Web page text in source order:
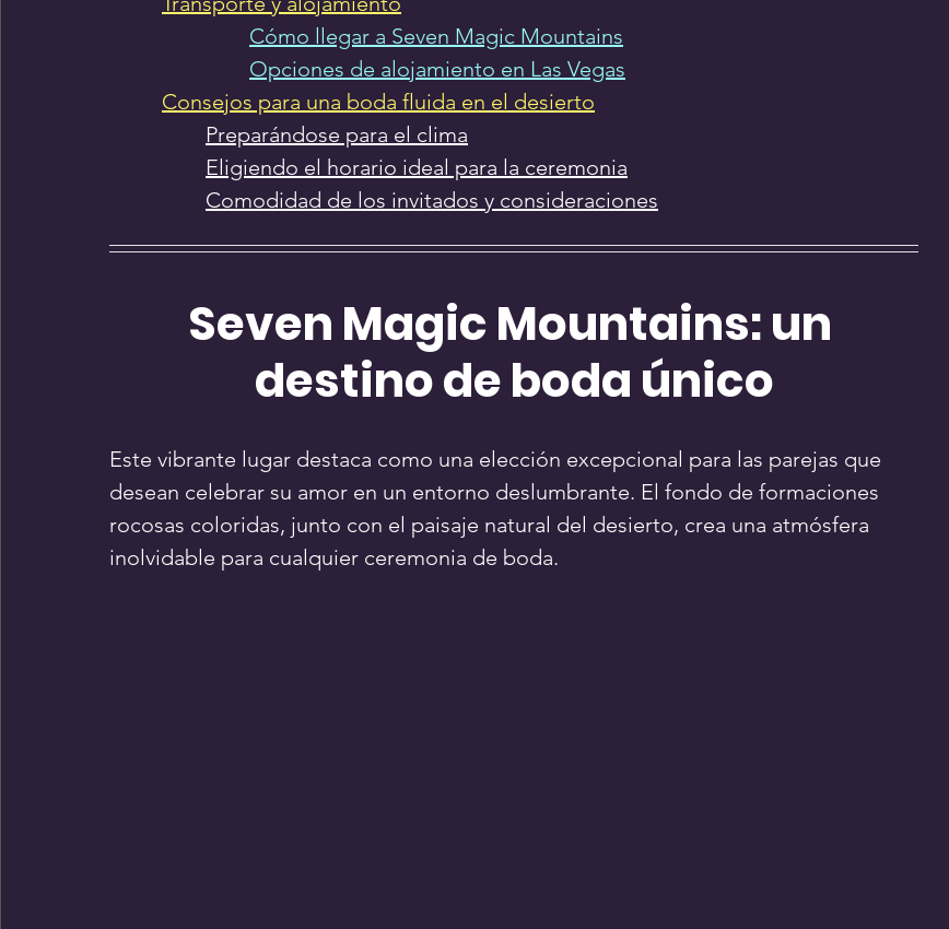
Cómo llegar a Seven Magic Mountains
Opciones de alojamiento en Las Vegas
Consejos para una boda fluida en el desierto
Preparándose para el clima
Eligiendo el horario ideal para la ceremonia
Comodidad de los invitados y consideraciones
Seven Magic Mountains: un
destino de boda único
Este vibrante lugar destaca como una elección excepcional para las parejas que
desean celebrar su amor en un entorno deslumbrante. El fondo de formaciones
rocosas coloridas, junto con el paisaje natural del desierto, crea una atmósfera
inolvidable para cualquier ceremonia de boda.